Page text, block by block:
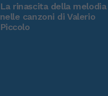
La rinascita della melodia
nelle canzoni di Valerio
Piccolo